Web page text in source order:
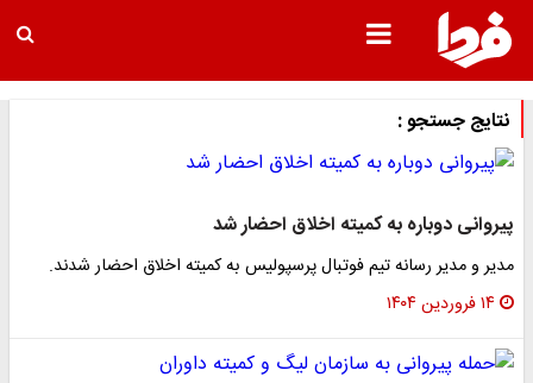
نتایج جستجو :
پیروانی دوباره به کمیته اخلاق احضار شد
مدیر و مدیر رسانه تیم فوتبال پرسپولیس به کمیته اخلاق احضار شدند.
۱۴ فروردین ۱۴۰۴